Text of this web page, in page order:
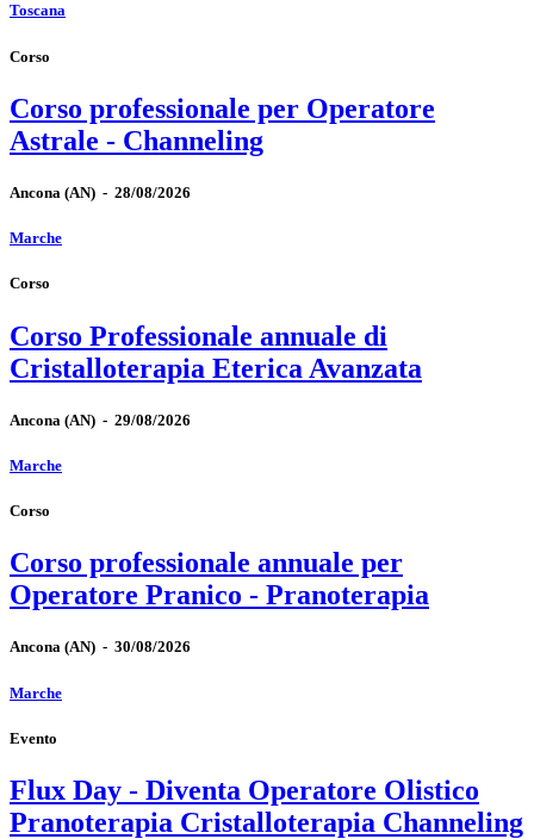
Toscana
Corso
Corso professionale per Operatore
Astrale - Channeling
Ancona (AN) - 28/08/2026
Marche
Corso
Corso Professionale annuale di
Cristalloterapia Eterica Avanzata
Ancona (AN) - 29/08/2026
Marche
Corso
Corso professionale annuale per
Operatore Pranico - Pranoterapia
Ancona (AN) - 30/08/2026
Marche
Evento
Flux Day - Diventa Operatore Olistico
Pranoterapia Cristalloterapia Channeling